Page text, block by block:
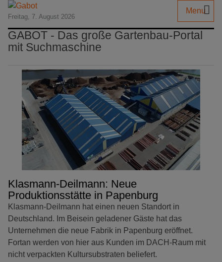
Freitag, 7. August 2026
Menu
GABOT - Das große Gartenbau-Portal
mit Suchmaschine
Klasmann-Deilmann: Neue
Produktionsstätte in Papenburg
Klasmann-Deilmann hat einen neuen Standort in
Deutschland. Im Beisein geladener Gäste hat das
Unternehmen die neue Fabrik in Papenburg eröffnet.
Fortan werden von hier aus Kunden im DACH-Raum mit
nicht verpackten Kultursubstraten beliefert.